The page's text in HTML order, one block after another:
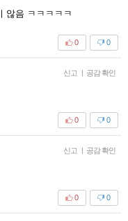
않음 ㅋㅋㅋㅋㅋ
0
0
신고 | 공감 확인
0
0
신고 | 공감 확인
0
0